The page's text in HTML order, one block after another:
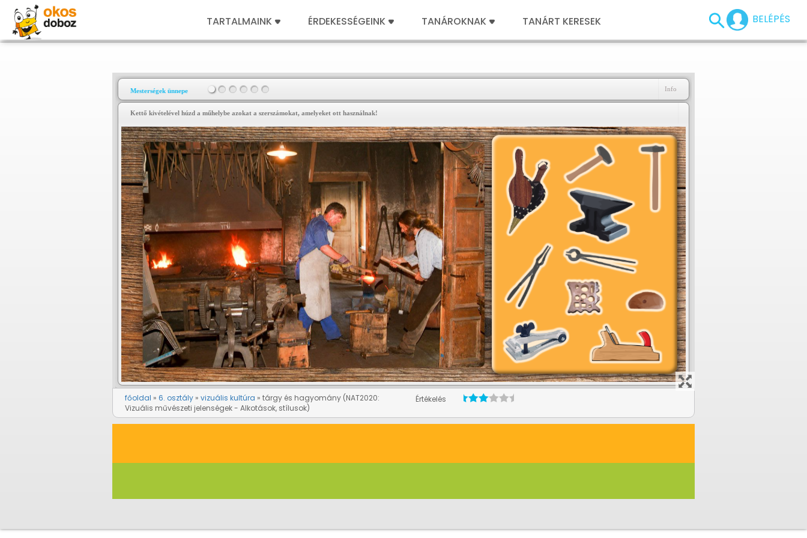
BELÉPÉS
TARTALMAINK ÉRDEKESSÉGEINK TANÁROKNAK TANÁRT KERESEK
főoldal 6. osztály vizuális kultúra
tárgy és hagyomány (NAT2020:
Vizuális művészeti jelenségek - Alkotások, stílusok)
Értékelés